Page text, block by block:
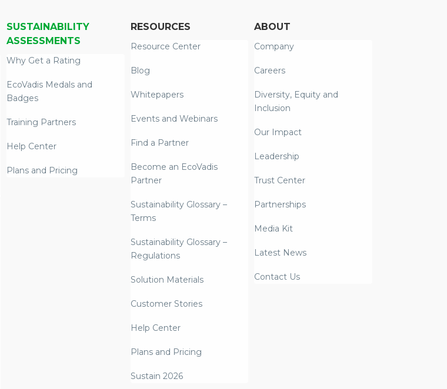
SUSTAINABILITY
ASSESSMENTS
Why Get a Rating
EcoVadis Medals and
Badges
Training Partners
Help Center
Plans and Pricing
RESOURCES
Resource Center
Blog
Whitepapers
Events and Webinars
Find a Partner
Become an EcoVadis
Partner
Sustainability Glossary –
Terms
Sustainability Glossary –
Regulations
Solution Materials
Customer Stories
Help Center
Plans and Pricing
Sustain 2026
ABOUT
Company
Careers
Diversity, Equity and
Inclusion
Our Impact
Leadership
Trust Center
Partnerships
Media Kit
Latest News
Contact Us